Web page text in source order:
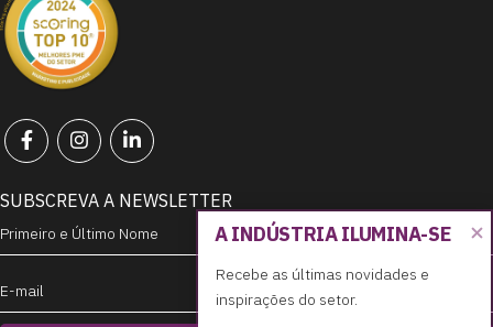
Doce Tentação
SUBSCREVA A NEWSLETTER
Recebe as últimas novidades e
inspirações do setor.
A INDÚSTRIA ILUMINA-SE